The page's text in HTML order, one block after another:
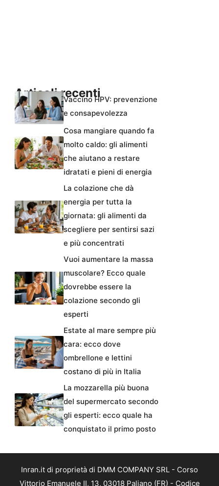
Articoli recentiVaccino HPV: prevenzione
e consapevolezza
Cosa mangiare quando fa
molto caldo: gli alimenti
che aiutano a restare
idratati e pieni di energia
La colazione che dà
energia per tutta la
giornata: gli alimenti da
scegliere per sentirsi sazi
e più concentrati
Vuoi aumentare la massa
muscolare? Ecco quale
dovrebbe essere la
colazione secondo gli
esperti
Estate al mare sempre più
cara: ecco dove
ombrellone e lettini
costano di più in Italia
La mozzarella più buona
del supermercato secondo
gli esperti: ecco quale ha
conquistato il primo posto
Inran.it di proprietà di DMM COMPANY SRL - Corso
Vittorio Emanuele II, 13, 03018 Paliano (FR) - Codice